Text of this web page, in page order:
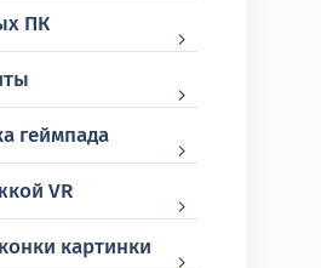
ПК
геймпада
VR
картинки